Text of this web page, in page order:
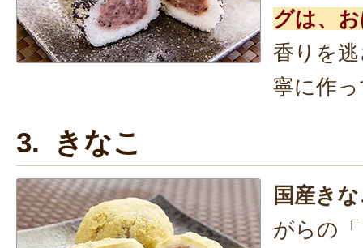
グは、
香りを
寧に作
3. きなこ
国産き
がらの